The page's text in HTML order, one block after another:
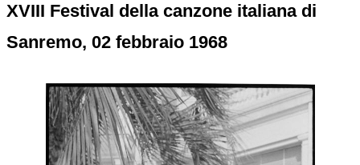
XVIII Festival della canzone italiana di
Sanremo, 02 febbraio 1968